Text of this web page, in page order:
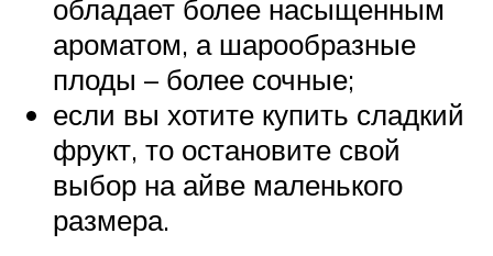
обладает более насыщенным
ароматом, а шарообразные
плоды – более сочные;
если вы хотите купить сладкий
фрукт, то остановите свой
выбор на айве маленького
размера.